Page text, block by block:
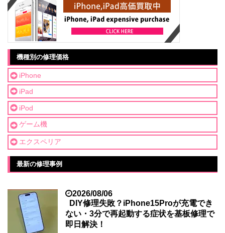
機種別の修理価格
iPhone
iPad
iPod
ゲーム機
エクスペリア
最新の修理事例
2026/08/06
DIY修理失敗？iPhone15Proが充電でき
ない・3分で再起動する症状を基板修理で
即日解決！